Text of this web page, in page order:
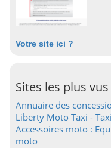
Votre site ici ?
Sites les plus vus
Annuaire des
Liberty Moto Taxi -
Accessoires moto :
moto